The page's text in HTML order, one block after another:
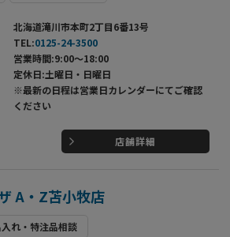
北海道滝川市本町2丁目6番13号
TEL:0125-24-3500
営業時間:9:00～18:00
定休日:土曜日・日曜日
※最新の日程は営業日カレンダーにてご確認
ください
店舗詳細
A・Z苫小牧店
れ・特注品相談